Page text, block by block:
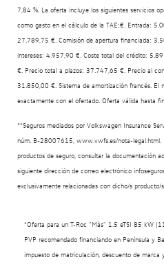
7,84 %. La oferta incluye los siguientes servicios
como gasto en el cálculo de la TAE:€. Entrada:
27.789,75 €. Comisión de apertura financiada:
intereses: 4.957,90 €. Coste total del crédito:
€. Precio total a plazos: 37.747,65 €. Precio al
31.850,00 €. Sistema de amortización francés. El
exactamente con el ofertado. Oferta válida hasta
**Seguros mediados por Volkswagen Insurance
núm. B-28007615, www.vwfs.es/nota-legal.html.
productos de seguro, consultar la documentación
siguiente dirección de correo electrónico
exclusivamente relacionadas con dicho/s producto/
*Oferta para un T-Roc "Más" 1.5 eTSI 85 kW
PVP recomendado financiando en Península y
impuesto de matriculación, descuento de